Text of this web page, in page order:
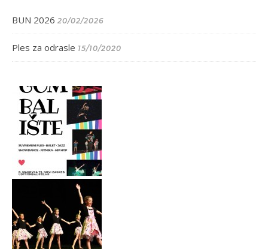
BUN 2026 20/02/2026
Ples za odrasle 15/10/2020